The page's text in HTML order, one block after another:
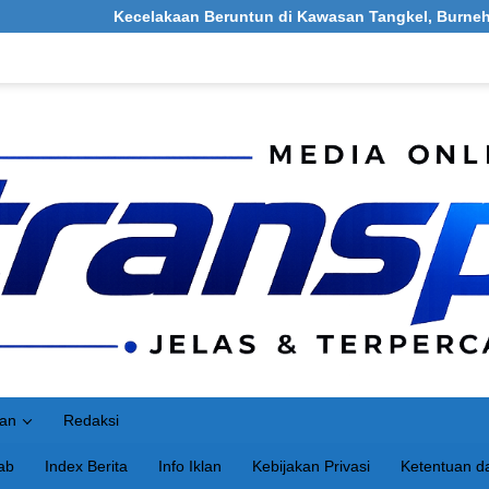
Beruntun di Kawasan Tangkel, Burneh, Bangkalan:
Redaksi
Index Berita Info Iklan Kebijakan Privasi Ketentuan